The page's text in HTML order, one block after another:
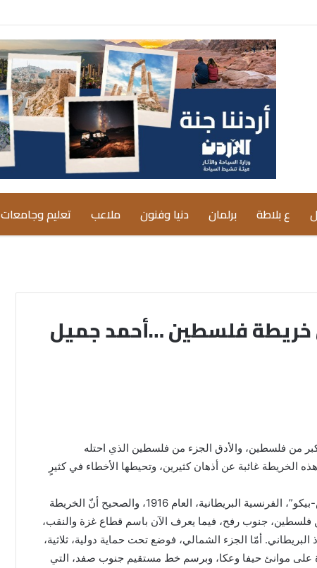
ع بلاطة برلمان دنيا وفنون ملاعب تعليم وجامعات
فلسطين …أحمد جميل
من فلسطين، والأدق الجزء من فلسطين الذي احتله
تزال قصّة رسم هذه الخريطة غائبة عن أذهان كثيرين، وتحيطها الأخطاء في كثيرٍ
أول الأخطاء الشائعة، أنّ هذه حدود اتفاقية “سايكس-بيكو”، الفرنسية البريطانية، العام 1916، والصحيح أنّ الخريطة
فلسطين، جنوب رفح، فيما يعرف الآن باسم قطاع غزة والنقب،
أمّا الجزء الشمالي، فوضع تحت حماية دولية، ثلاثية،
على موانئ حيفا وعكا، وبرسم خط مستقيم جنوب صفد، التي